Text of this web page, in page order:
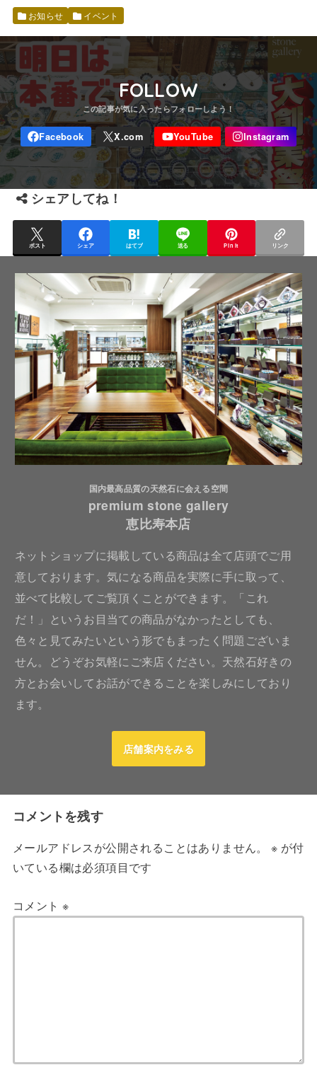
お知らせ イベント
FOLLOW
シェアしてね！
ポスト シェア はてブ 送る Pin it リンク
国内最高品質の天然石に会える空間
premium stone gallery
恵比寿本店
ネットショップに掲載している商品は全て店頭でご用
意しております。気になる商品を実際に手に取って、
並べて比較してご覧頂くことができます。「これ
だ！」というお目当ての商品がなかったとしても、
色々と見てみたいという形でもまったく問題ございま
せん。どうぞお気軽にご来店ください。天然石好きの
方とお会いしてお話ができることを楽しみにしており
ます。
店舗案内をみる
コメントを残す
メールアドレスが公開されることはありません。 ※ が付
いている欄は必須項目です
コメント ※